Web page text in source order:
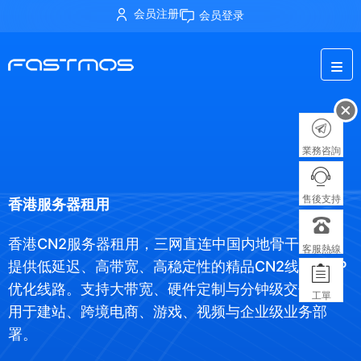
業務咨詢
售後支持
客服熱線
工單
会员注册 会员登录
香港服务器租用
香港CN2服务器租用，三网直连中国内地骨干网络，
提供低延迟、高带宽、高稳定性的精品CN2线路,BGP
优化线路。支持大带宽、硬件定制与分钟级交付，适
用于建站、跨境电商、游戏、视频与企业级业务部
署。